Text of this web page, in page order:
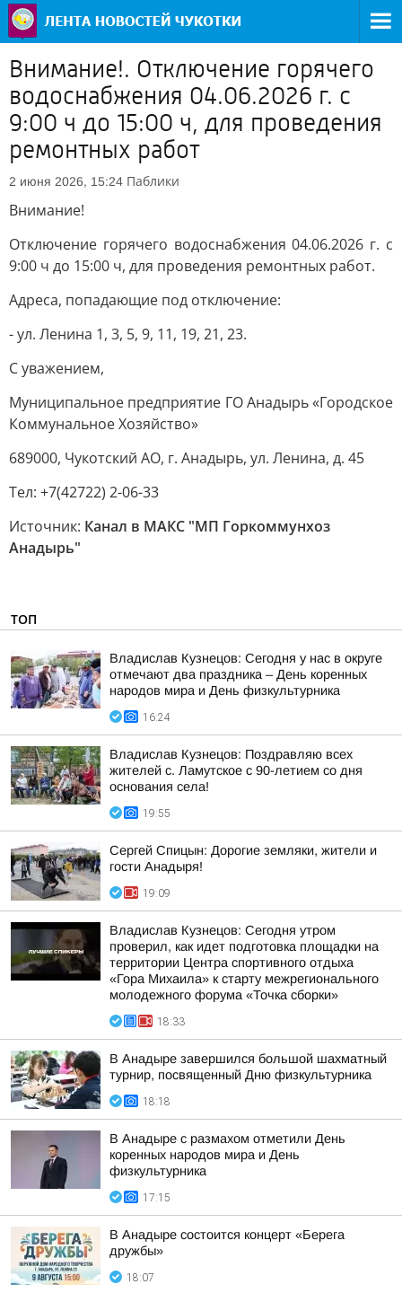
Внимание!. Отключение горячего
водоснабжения 04.06.2026 г. с
9:00 ч до 15:00 ч, для проведения
ремонтных работ
2 июня 2026, 15:24 Паблики
Внимание!
Отключение горячего водоснабжения 04.06.2026 г. с
9:00 ч до 15:00 ч, для проведения ремонтных работ.
Адреса, попадающие под отключение:
- ул. Ленина 1, 3, 5, 9, 11, 19, 21, 23.
С уважением,
Муниципальное предприятие ГО Анадырь «Городское
Коммунальное Хозяйство»
689000, Чукотский АО, г. Анадырь, ул. Ленина, д. 45
Тел: +7(42722) 2-06-33
Источник: Канал в МАКС "МП Горкоммунхоз
Анадырь"
ТОП
Владислав Кузнецов: Сегодня у нас в округе
отмечают два праздника – День коренных
народов мира и День физкультурника
16:24
Владислав Кузнецов: Поздравляю всех
жителей с. Ламутское с 90-летием со дня
основания села!
19:55
Сергей Спицын: Дорогие земляки, жители и
гости Анадыря!
19:09
Владислав Кузнецов: Сегодня утром
проверил, как идет подготовка площадки на
территории Центра спортивного отдыха
«Гора Михаила» к старту межрегионального
молодежного форума «Точка сборки»
18:33
В Анадыре завершился большой шахматный
турнир, посвященный Дню физкультурника
18:18
В Анадыре с размахом отметили День
коренных народов мира и День
физкультурника
17:15
В Анадыре состоится концерт «Берега
дружбы»
18:07